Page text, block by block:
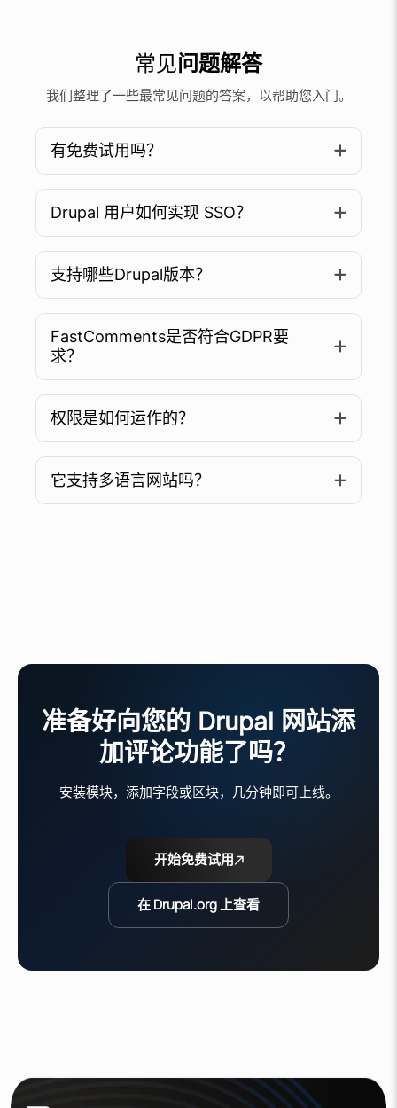
常见问题解答
我们整理了一些最常见问题的答案，以帮助您入门。
有免费试用吗？
Drupal 用户如何实现 SSO？
支持哪些Drupal版本？
FastComments是否符合GDPR要
求？
权限是如何运作的？
它支持多语言网站吗？
准备好向您的 Drupal 网站添
加评论功能了吗？
安装模块，添加字段或区块，几分钟即可上线。
开始免费试用
在 Drupal.org 上查看